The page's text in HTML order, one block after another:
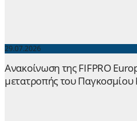
29.07.2026
Ανακοίνωση της FIFPRO
μετατροπής του Παγκοσμίου